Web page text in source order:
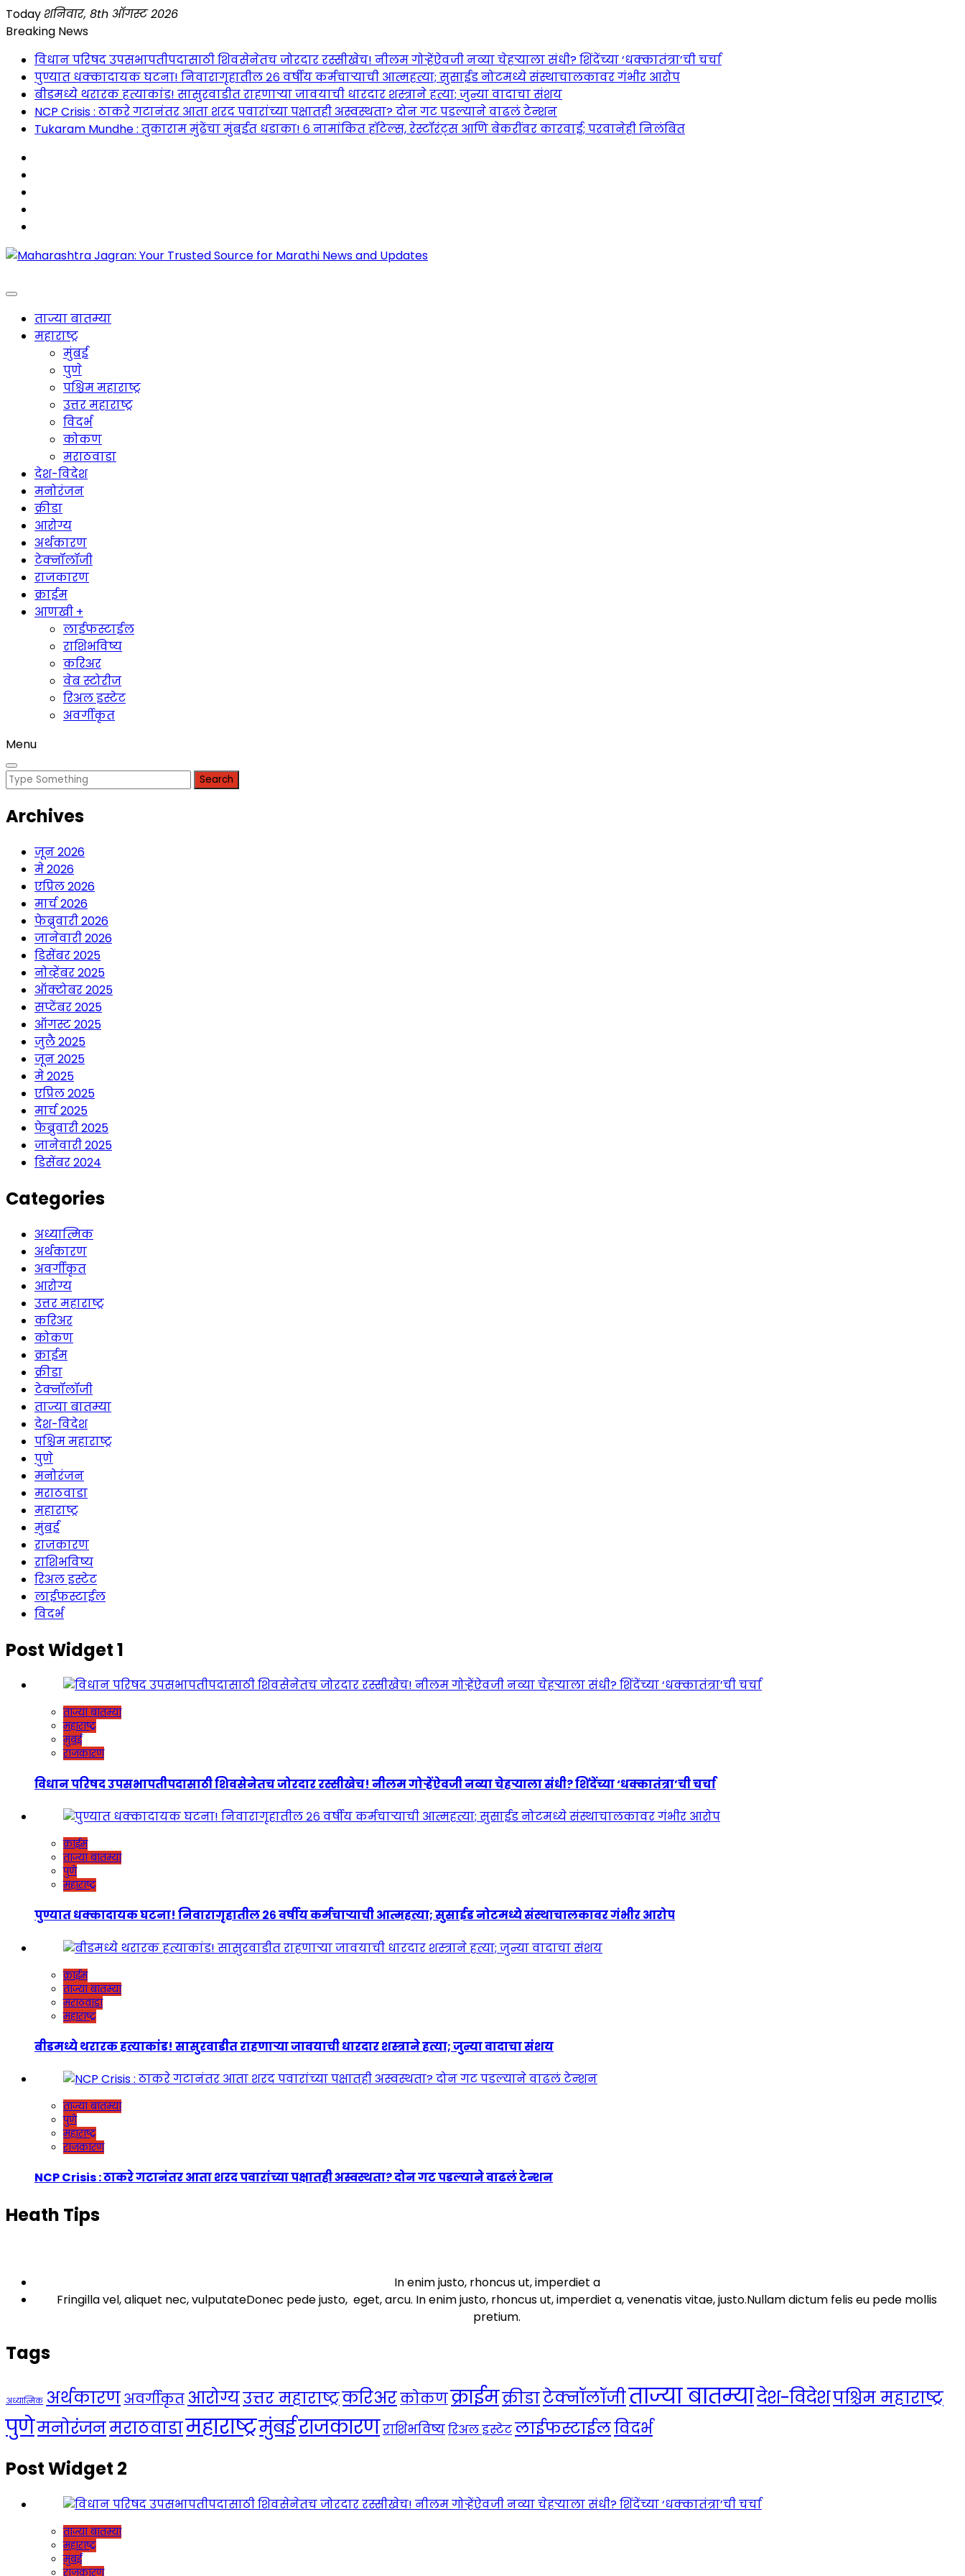
Skip
to
Today शनिवार, 8th ऑगस्ट 2026
Breaking News
विधान परिषद उपसभापतीपदासाठी शिवसेनेतच जोरदार रस्सीखेच! नीलम गोऱ्हेंऐवजी नव्या चेहऱ्याला संधी? शिंदेंच्या ‘धक्कातंत्रा’ची चर्चा
पुण्यात धक्कादायक घटना! निवारागृहातील २६ वर्षीय कर्मचाऱ्याची आत्महत्या; सुसाईड नोटमध्ये संस्थाचालकावर गंभीर आरोप
बीडमध्ये थरारक हत्याकांड! सासुरवाडीत राहणाऱ्या जावयाची धारदार शस्त्राने हत्या; जुन्या वादाचा संशय
NCP Crisis : ठाकरे गटानंतर आता शरद पवारांच्या पक्षातही अस्वस्थता? दोन गट पडल्याने वाढलं टेन्शन
Tukaram Mundhe : तुकाराम मुंढेंचा मुंबईत धडाका! ६ नामांकित हॉटेल्स, रेस्टॉरंट्स आणि बेकरींवर कारवाई; परवानेही निलंबित
Maharashtra Jagran : Your Trusted Companion for the Latest News
ताज्या बातम्या
महाराष्ट्र
मुंबई
पुणे
पश्चिम महाराष्ट्र
उत्तर महाराष्ट्र
विदर्भ
कोकण
मराठवाडा
देश-विदेश
मनोरंजन
क्रीडा
आरोग्य
अर्थकारण
टेक्नॉलॉजी
राजकारण
क्राईम
आणखी +
लाईफस्टाईल
राशिभविष्य
करिअर
वेब स्टोरीज
रिअल इस्टेट
अवर्गीकृत
Menu
Search
Archives
जून 2026
मे 2026
एप्रिल 2026
मार्च 2026
फेब्रुवारी 2026
जानेवारी 2026
डिसेंबर 2025
नोव्हेंबर 2025
ऑक्टोबर 2025
सप्टेंबर 2025
ऑगस्ट 2025
जुलै 2025
जून 2025
मे 2025
एप्रिल 2025
मार्च 2025
फेब्रुवारी 2025
जानेवारी 2025
डिसेंबर 2024
Categories
अध्यात्मिक
अर्थकारण
अवर्गीकृत
आरोग्य
उत्तर महाराष्ट्र
करिअर
कोकण
क्राईम
क्रीडा
टेक्नॉलॉजी
ताज्या बातम्या
देश-विदेश
पश्चिम महाराष्ट्र
पुणे
मनोरंजन
मराठवाडा
महाराष्ट्र
मुंबई
राजकारण
राशिभविष्य
रिअल इस्टेट
लाईफस्टाईल
विदर्भ
Post Widget 1
ताज्या बातम्या
महाराष्ट्र
मुंबई
राजकारण
विधान परिषद उपसभापतीपदासाठी शिवसेनेतच जोरदार रस्सीखेच! नीलम गोऱ्हेंऐवजी नव्या चेहऱ्याला संधी? शिंदेंच्या ‘धक्कातंत्रा’ची चर्चा
क्राईम
ताज्या बातम्या
पुणे
महाराष्ट्र
पुण्यात धक्कादायक घटना! निवारागृहातील २६ वर्षीय कर्मचाऱ्याची आत्महत्या; सुसाईड नोटमध्ये संस्थाचालकावर गंभीर आरोप
क्राईम
ताज्या बातम्या
मराठवाडा
महाराष्ट्र
बीडमध्ये थरारक हत्याकांड! सासुरवाडीत राहणाऱ्या जावयाची धारदार शस्त्राने हत्या; जुन्या वादाचा संशय
ताज्या बातम्या
पुणे
महाराष्ट्र
राजकारण
NCP Crisis : ठाकरे गटानंतर आता शरद पवारांच्या पक्षातही अस्वस्थता? दोन गट पडल्याने वाढलं टेन्शन
Heath Tips
In enim justo, rhoncus ut, imperdiet a
Fringilla vel, aliquet nec, vulputateDonec pede justo, eget, arcu. In enim justo, rhoncus ut, imperdiet a, venenatis vitae, justo.Nullam dictum felis eu pede mollis
pretium.
Tags
अध्यात्मिक अर्थकारणअवर्गीकृत आरोग्यउत्तर महाराष्ट्रकरिअरकोकणक्राईमक्रीडाटेक्नॉलॉजीताज्या बातम्यादेश-विदेशपश्चिम महाराष्ट्र
पुणेमनोरंजनमराठवाडामहाराष्ट्रमुंबईराजकारणराशिभविष्यरिअल इस्टेटलाईफस्टाईलविदर्भ
Post Widget 2
ताज्या बातम्या
महाराष्ट्र
मुंबई
राजकारण